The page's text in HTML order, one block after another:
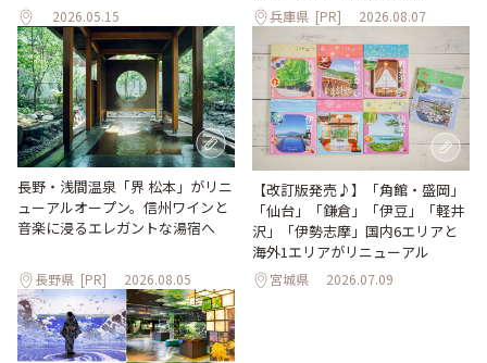
2026.05.15 兵庫県 [PR] 2026.08.07
長野・浅間温泉「界 松本」がリニ
ューアルオープン。信州ワインと
音楽に浸るエレガントな湯宿へ
長野県 [PR] 2026.08.05
【改訂版発売♪】「角館・盛岡」
「仙台」「鎌倉」「伊豆」「軽井
沢」「伊勢志摩」国内6エリアと
海外1エリアがリニューアル
宮城県 2026.07.09